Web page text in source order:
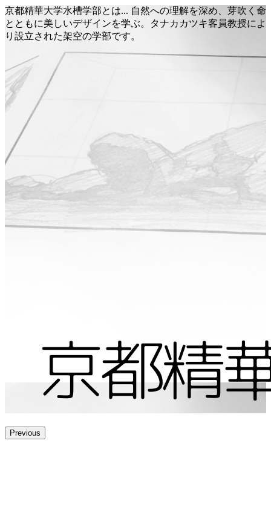
京都精華大学水槽学部とは... 自然への理解を深め、芽吹く命
とともに美しいデザインを学ぶ。タナカカツキ客員教授によ
り設立された架空の学部です。
Previous